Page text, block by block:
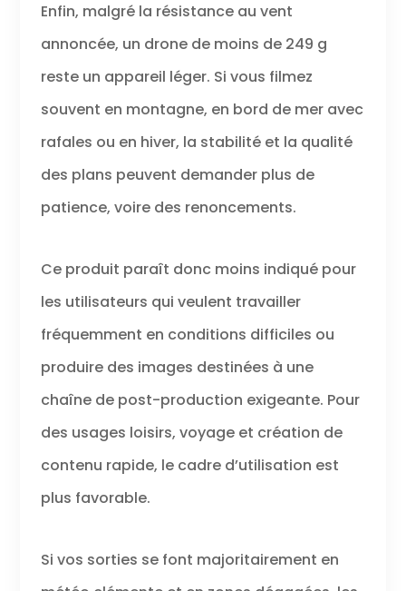
Enfin, malgré la résistance au vent
annoncée, un drone de moins de 249 g
reste un appareil léger. Si vous filmez
souvent en montagne, en bord de mer avec
rafales ou en hiver, la stabilité et la qualité
des plans peuvent demander plus de
patience, voire des renoncements.
Ce produit paraît donc moins indiqué pour
les utilisateurs qui veulent travailler
fréquemment en conditions difficiles ou
produire des images destinées à une
chaîne de post-production exigeante. Pour
des usages loisirs, voyage et création de
contenu rapide, le cadre d’utilisation est
plus favorable.
Si vos sorties se font majoritairement en